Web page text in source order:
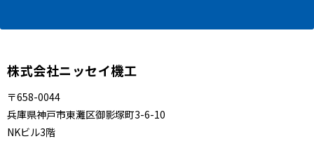
株式会社ニッセイ機工
〒658-0044
兵庫県神戸市東灘区御影塚町3-6-10
NKビル3階